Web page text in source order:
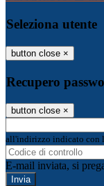
Seleziona utente
button close ×
Recupero
button close ×
all'indirizzo indicato con
E-mail inviata, si